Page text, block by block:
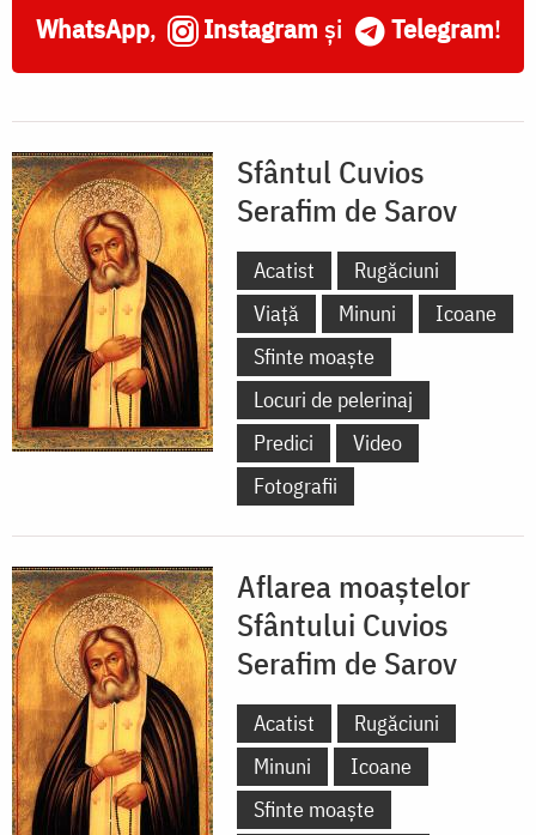
WhatsApp, Instagram și Telegram!
Sfântul Cuvios
Serafim de Sarov
Acatist
Rugăciuni
Viață
Minuni
Icoane
Sfinte moaște
Locuri de pelerinaj
Predici
Video
Fotografii
Aflarea moaștelor
Sfântului Cuvios
Serafim de Sarov
Acatist
Rugăciuni
Minuni
Icoane
Sfinte moaște